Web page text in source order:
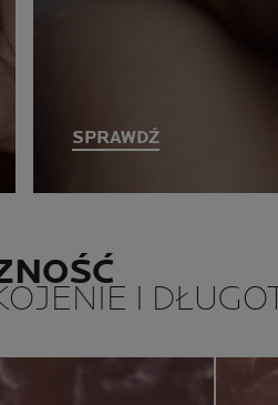
SPRAWDŹ
I